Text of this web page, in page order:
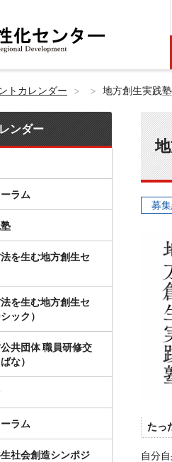
トカレンダー 地方創生実践
募
たっ
自分
ンダー
ラム
を生む地方創生セ
を生む地方創生セ
ック）
共団体 職員研修交
な）
ラム
社会創造シンポジ